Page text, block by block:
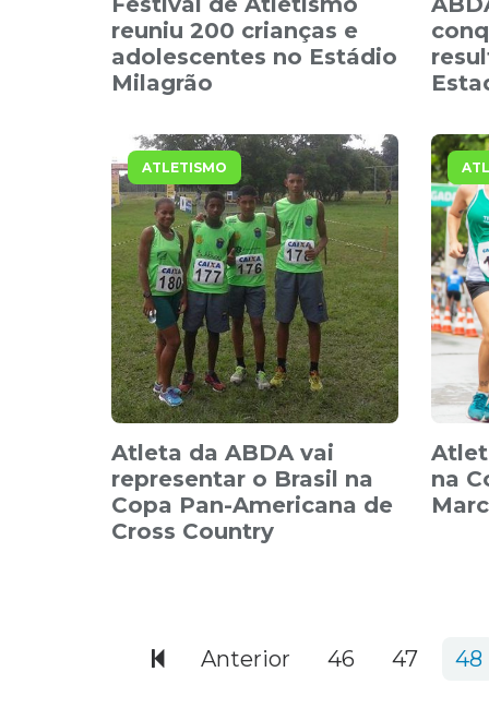
reuniu 200 crianças e
adolescentes no Estádio
Milagrão
ATLETISMO
Atleta da ABDA vai
representar o Brasil na
Copa Pan-Americana de
Cross Country
na
Anterior 46 47 48